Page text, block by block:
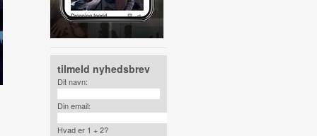
tilmeld nyhedsbrev
Dit navn:
Din email:
Hvad er 1 + 2?